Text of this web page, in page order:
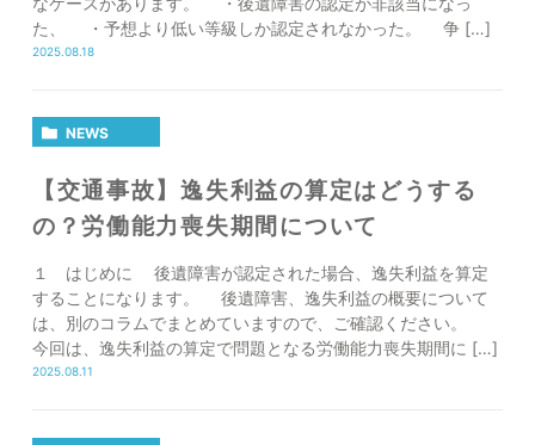
た、 ・予想より低い等級しか認定されなかった。 争 […]
2025.08.18
NEWS
【交通事故】逸失利益の算定はどうする
の？労働能力喪失期間について
１ はじめに 後遺障害が認定された場合、逸失利益を算定
することになります。 後遺障害、逸失利益の概要について
は、別のコラムでまとめていますので、ご確認ください。
今回は、逸失利益の算定で問題となる労働能力喪失期間に […]
2025.08.11